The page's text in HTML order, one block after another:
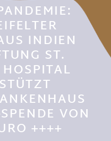
INDIEN
ST.
VON
++++